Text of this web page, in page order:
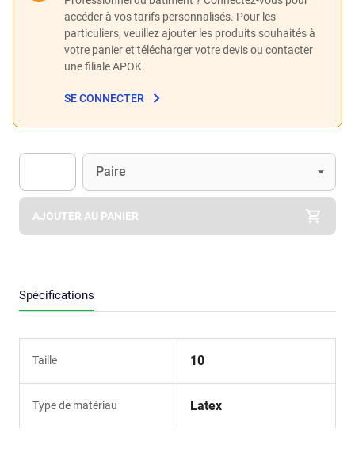
accéder à vos tarifs personnalisés. Pour les
particuliers, veuillez ajouter les produits souhaités à
votre panier et télécharger votre devis ou contacter
une filiale APOK.
SE CONNECTER
Apok.Product.Detail.AddToCart.Quantity (Optionnel)
Unité
Paire
AJOUTER AU PANIER
Spécifications
Taille 10
Type de matériau Latex